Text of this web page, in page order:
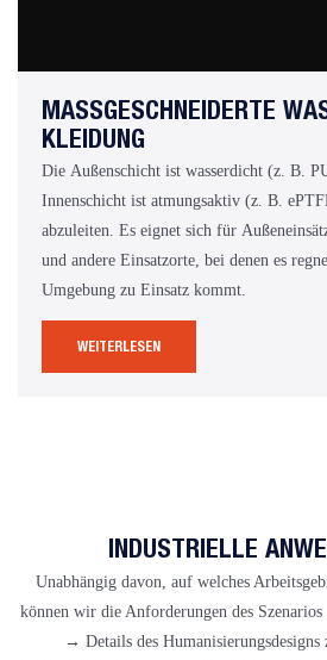
MASSGESCHNEIDERTE
LEIDUNG
Die Außenschicht ist wasserdicht (z. B.
Innenschicht ist atmungsaktiv (z. B.
abzuleiten. Es eignet sich für
und andere Einsatzorte, bei denen es
Umgebung zu Einsatz kommt.
WEITERLESEN
INDUSTRIELLE
Unabhängig davon, auf welches
können wir die Anforderungen des
→ Details des Humanisierungsdesigns